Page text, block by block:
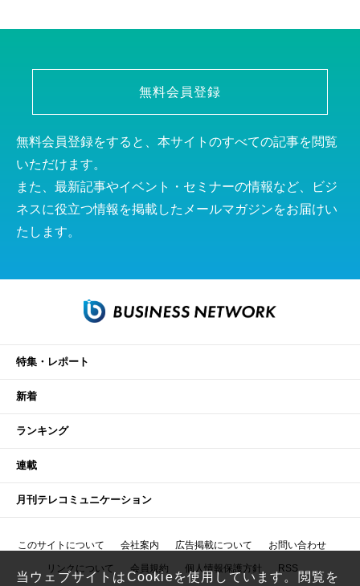
無料会員登録
無料会員登録をすると、本サイトのすべての記事を閲覧
いただけます。
また、最新記事やイベント・セミナーの情報など、ビジ
ネスに役立つ情報を掲載したメールマガジンをお届けい
たします。
特集・レポート
新着
ランキング
連載
月刊テレコミュニケーション
このサイトについて 会社案内 広告掲載について お問い合わせ
リンクについて 会員規約 個人情報保護方針 RSS
当ウェブサイトはCookieを使用しています。閲覧を